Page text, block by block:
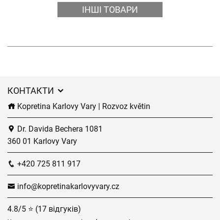
ІНШІ ТОВАРИ
КОНТАКТИ
Kopretina Karlovy Vary | Rozvoz květin
Dr. Davida Bechera 1081
360 01 Karlovy Vary
+420 725 811 917
info@kopretinakarlovyvary.cz
4.8/5 ⭐ (17 відгуків)